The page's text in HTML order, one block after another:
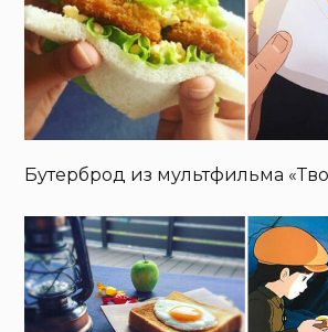
Бутерброд из мультфильма